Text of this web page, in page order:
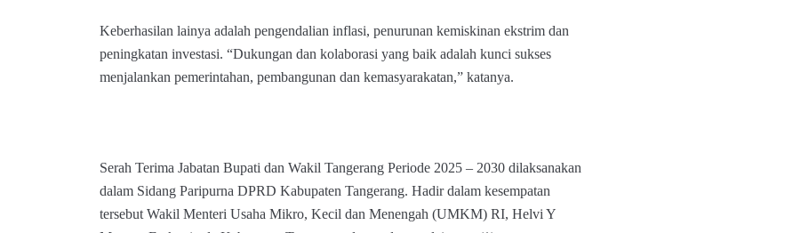
Keberhasilan lainya adalah pengendalian inflasi, penurunan kemiskinan ekstrim dan
peningkatan investasi. “Dukungan dan kolaborasi yang baik adalah kunci sukses
menjalankan pemerintahan, pembangunan dan kemasyarakatan,” katanya.
Serah Terima Jabatan Bupati dan Wakil Tangerang Periode 2025 – 2030 dilaksanakan
dalam Sidang Paripurna DPRD Kabupaten Tangerang. Hadir dalam kesempatan
tersebut Wakil Menteri Usaha Mikro, Kecil dan Menengah (UMKM) RI, Helvi Y